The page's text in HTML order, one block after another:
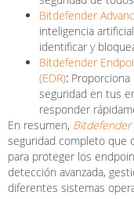
Bitdefender
inteligencia
identificar y
Bitdefender
(EDR):
seguridad en tus
responder
En resumen, Bitdefender
seguridad completo que
para proteger los
detección avanzada,
diferentes sistemas